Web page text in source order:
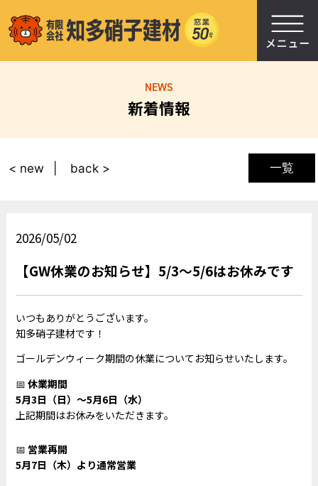
新着情報
NEWS
一覧
< new back >
2026/05/02
【GW休業のお知らせ】5/3〜5/6はお休みです
いつもありがとうございます。
知多硝子建材です！
ゴールデンウィーク期間の休業についてお知らせいたします。
📅 休業期間
5月3日（日）〜5月6日（水）
上記期間はお休みをいただきます。
📅 営業再開
5月7日（木）より通常営業